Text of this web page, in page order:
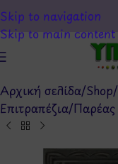
Skip to navigation
Skip to main content
Αρχική σελίδα/Shop/
Επιτραπέζια/Παρέας